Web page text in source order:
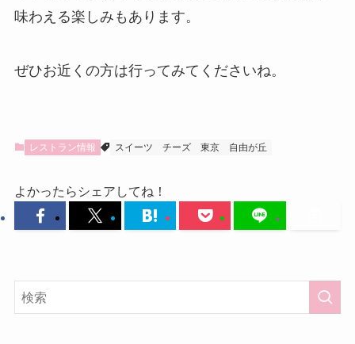
味わえる楽しみもあります。
ぜひお近くの方は行ってみてくださいね。
レストラン情報 スイーツ チーズ 東京 自由が丘
よかったらシェアしてね！